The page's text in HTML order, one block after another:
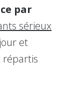
par
sérieux
et
répartis